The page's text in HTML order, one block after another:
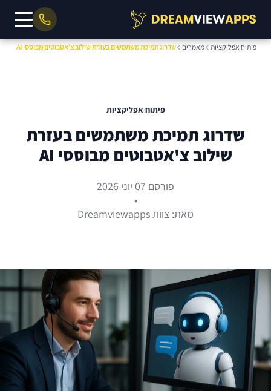
פיתוח אפליקציות מאמרים שדרוג תמיכת משתמשים בעזרת שילוב צ'אטבוטים מבוססי AI
פיתוח אפליקציות
שדרוג תמיכת משתמשים בעזרת
שילוב צ'אטבוטים מבוססי AI
פורסם 07 יוני 2026
•
מאת: צוות Dreamviewapps